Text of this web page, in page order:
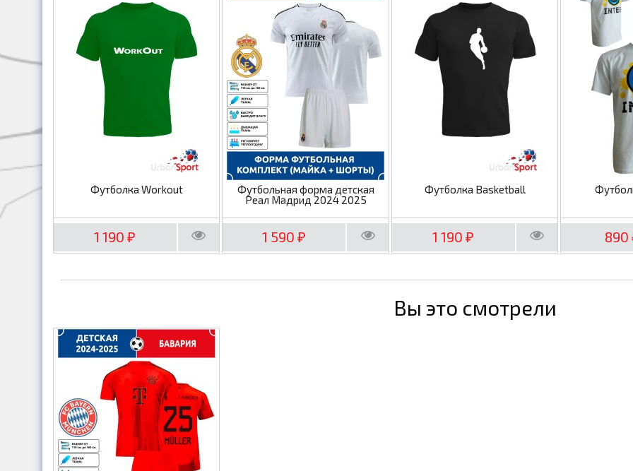
Футболка Workout
1 190₽
Футбольная форма детская
Реал Мадрид 2024 2025
1 590₽
Футболка Basketball
1 190₽ 890
Вы это смотрели